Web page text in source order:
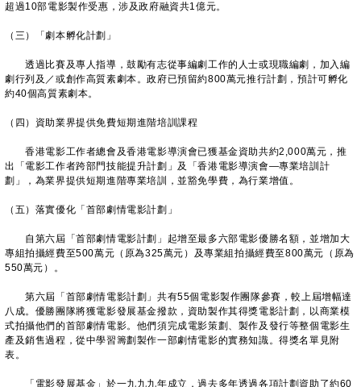
超過10部電影製作受惠，涉及政府融資共1億元。
（三）「劇本孵化計劃」
透過比賽及專人指導，鼓勵有志從事編劇工作的人士或現職編劇，加入編
劇行列及／或創作高質素劇本。政府已預留約800萬元推行計劃，預計可孵化
約40個高質素劇本。
（四）資助業界提供免費短期進階培訓課程
香港電影工作者總會及香港電影導演會已獲基金資助共約2,000萬元，推
出「電影工作者跨部門技能提升計劃」及「香港電影導演會—專業培訓計
劃」，為業界提供短期進階專業培訓，並豁免學費，為行業增值。
（五）落實優化「首部劇情電影計劃」
自第六屆「首部劇情電影計劃」起增至最多六部電影優勝名額，並增加大
專組拍攝經費至500萬元（原為325萬元）及專業組拍攝經費至800萬元（原為
550萬元）。
第六屆「首部劇情電影計劃」共有55個電影製作團隊參賽，較上屆增幅達
八成。優勝團隊將獲電影發展基金撥款，資助製作其得獎電影計劃，以商業模
式拍攝他們的首部劇情電影。他們須完成電影策劃、製作及發行等整個電影生
產及銷售過程，從中學習籌劃製作一部劇情電影的實務知識。得獎名單見附
表。
「電影發展基金」於一九九九年成立，過去多年透過各項計劃資助了約60